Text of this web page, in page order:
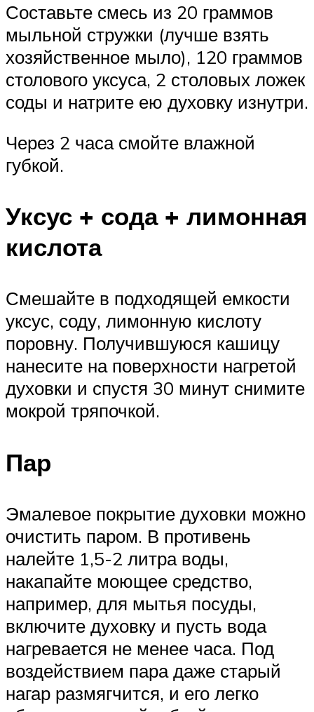
Составьте смесь из 20 граммов
мыльной стружки (лучше взять
хозяйственное мыло), 120 граммов
столового уксуса, 2 столовых ложек
соды и натрите ею духовку изнутри.
Через 2 часа смойте влажной
губкой.
Уксус + сода + лимонная
кислота
Смешайте в подходящей емкости
уксус, соду, лимонную кислоту
поровну. Получившуюся кашицу
нанесите на поверхности нагретой
духовки и спустя 30 минут снимите
мокрой тряпочкой.
Пар
Эмалевое покрытие духовки можно
очистить паром. В противень
налейте 1,5-2 литра воды,
накапайте моющее средство,
например, для мытья посуды,
включите духовку и пусть вода
нагревается не менее часа. Под
воздействием пара даже старый
нагар размягчится, и его легко